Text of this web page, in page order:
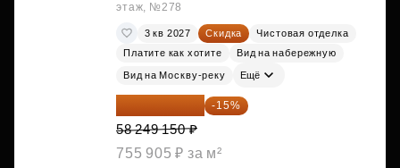
этаж, №278
3 кв 2027 Скидка
Чистовая отделка
Платите как хотите
Вид на набережную
Вид на Москву-реку Ещё
49 511 778 ₽ -15%
58 249 150 ₽
755 905 ₽ за м²